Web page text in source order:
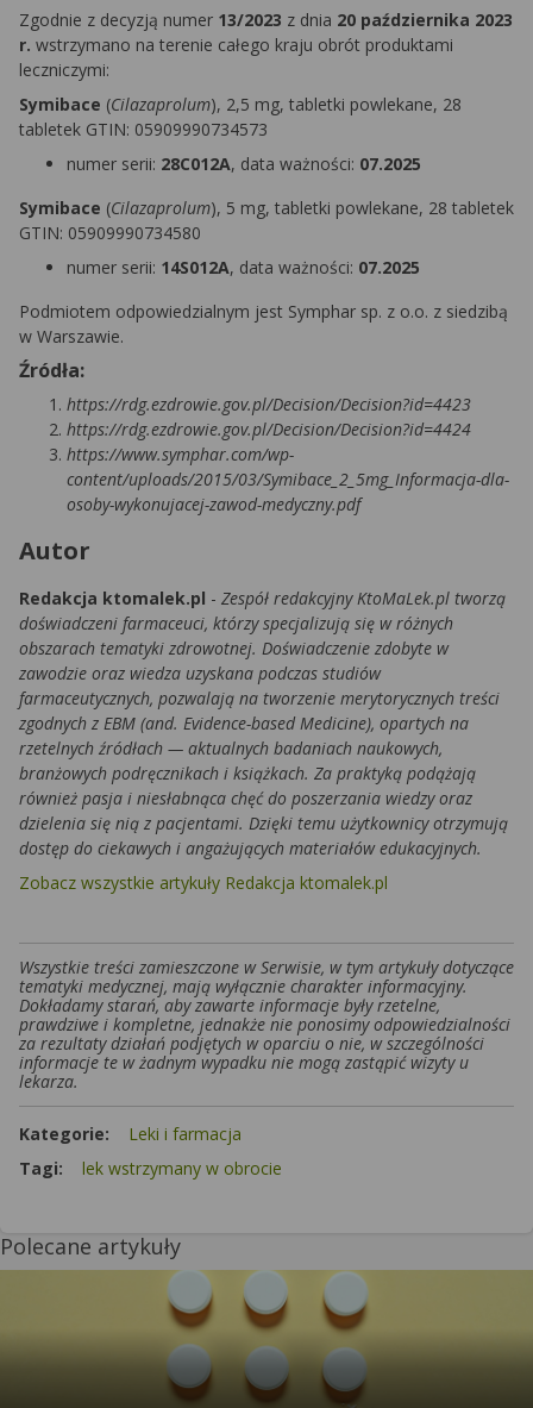
Zgodnie z decyzją numer 13/2023 z dnia 20 października 2023
r. wstrzymano na terenie całego kraju obrót produktami
leczniczymi:
Symibace (Cilazaprolum), 2,5 mg, tabletki powlekane, 28
tabletek GTIN: 05909990734573
numer serii: 28C012A, data ważności: 07.2025
Symibace (Cilazaprolum), 5 mg, tabletki powlekane, 28 tabletek
GTIN: 05909990734580
numer serii: 14S012A, data ważności: 07.2025
Podmiotem odpowiedzialnym jest Symphar sp. z o.o. z siedzibą
w Warszawie.
Źródła:
https://rdg.ezdrowie.gov.pl/Decision/Decision?id=4423
https://rdg.ezdrowie.gov.pl/Decision/Decision?id=4424
https://www.symphar.com/wp-
content/uploads/2015/03/Symibace_2_5mg_Informacja-dla-
osoby-wykonujacej-zawod-medyczny.pdf
Autor
Redakcja ktomalek.pl - Zespół redakcyjny KtoMaLek.pl tworzą
doświadczeni farmaceuci, którzy specjalizują się w różnych
obszarach tematyki zdrowotnej. Doświadczenie zdobyte w
zawodzie oraz wiedza uzyskana podczas studiów
farmaceutycznych, pozwalają na tworzenie merytorycznych treści
zgodnych z EBM (and. Evidence-based Medicine), opartych na
rzetelnych źródłach — aktualnych badaniach naukowych,
branżowych podręcznikach i książkach. Za praktyką podążają
również pasja i niesłabnąca chęć do poszerzania wiedzy oraz
dzielenia się nią z pacjentami. Dzięki temu użytkownicy otrzymują
dostęp do ciekawych i angażujących materiałów edukacyjnych.
Zobacz wszystkie artykuły Redakcja ktomalek.pl
Wszystkie treści zamieszczone w Serwisie, w tym artykuły dotyczące
tematyki medycznej, mają wyłącznie charakter informacyjny.
Dokładamy starań, aby zawarte informacje były rzetelne,
prawdziwe i kompletne, jednakże nie ponosimy odpowiedzialności
za rezultaty działań podjętych w oparciu o nie, w szczególności
informacje te w żadnym wypadku nie mogą zastąpić wizyty u
lekarza.
Kategorie:
Leki i farmacja
Tagi:
lek wstrzymany w obrocie
Polecane artykuły